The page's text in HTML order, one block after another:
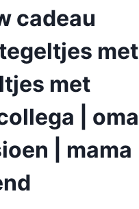
cadeau
met
met
| oma
| mama